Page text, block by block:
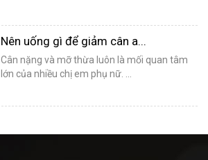
Nên uống gì để giảm cân a...
Cân nặng và mỡ thừa luôn là mối quan tâm
lớn của nhiều chị em phụ nữ. ...